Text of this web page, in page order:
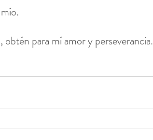
para mí amor y perseverancia.